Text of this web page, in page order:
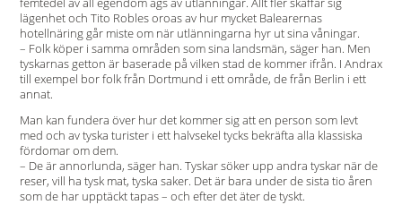
lägenhet och Tito Robles oroas av hur mycket Balearernas
hotellnäring går miste om när utlänningarna hyr ut sina våningar.
– Folk köper i samma områden som sina landsmän, säger han. Men
tyskarnas getton är baserade på vilken stad de kommer ifrån. I Andrax
till exempel bor folk från Dortmund i ett område, de från Berlin i ett
annat.
Man kan fundera över hur det kommer sig att en person som levt
med och av tyska turister i ett halvsekel tycks bekräfta alla klassiska
fördomar om dem.
– De är annorlunda, säger han. Tyskar söker upp andra tyskar när de
reser, vill ha tysk mat, tyska saker. Det är bara under de sista tio åren
som de har upptäckt tapas – och efter det äter de tyskt.